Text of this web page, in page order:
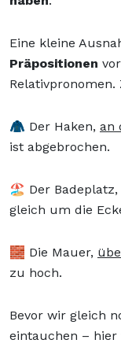
Eine kleine
Präpositionen
Relativpronomen.
🧥 Der Haken, an
ist abgebrochen.
🏖️ Der Badeplatz,
gleich um die
🧱 Die Mauer,
zu hoch.
Bevor wir gleich
eintauchen –